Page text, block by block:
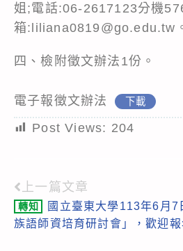
姐;電話:06-2617123分機
箱:liliana0819@go.edu.tw
四、檢附徵文辦法1份。
電子報徵文辦法 下載
Post Views: 204
Read
more
上一篇文章
轉知
國立臺東大學113年6月
族語師資培育研討會」，歡迎報